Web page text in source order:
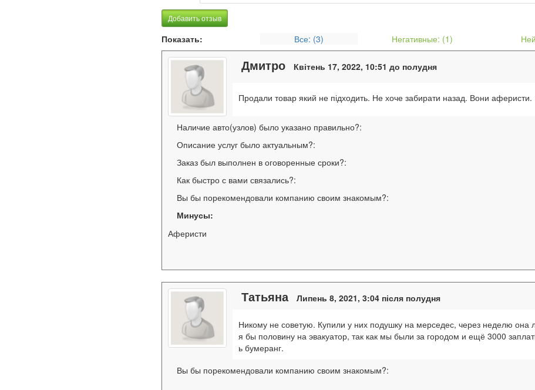
Добавить отзыв
Показать: Все: (3) Негативные: (1)
Дмитро Квітень 17, 2022, 10:51 до полудня
Продали товар який не підходить. Не хоче забирати назад. Вони аферисти.
Наличие авто(узлов) было указано правильно?:
Описание услуг было актуальным?:
Заказ был выполнен в оговоренные сроки?:
Как быстро с вами связались?:
Вы бы порекомендовали компанию своим знакомым?:
Минусы:
Аферисти
Татьяна Липень 8, 2021, 3:04 після полудня
Никому не советую. Купили у них подушку на мерседес, через неделю
я бы половину на эвакуатор, так как мы были за городом и ещё 3000
ь бумеранг.
Вы бы порекомендовали компанию своим знакомым?: